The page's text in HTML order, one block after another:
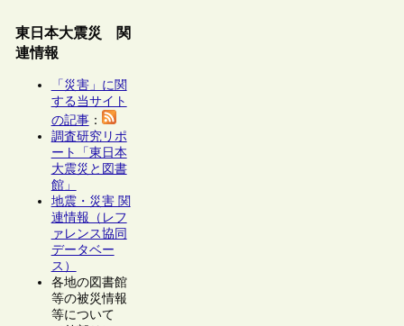
東日本大震災 関
連情報
「災害」に関
する当サイト
の記事：
調査研究リポ
ート「東日本
大震災と図書
館」
地震・災害 関
連情報（レフ
ァレンス協同
データベー
ス）
各地の図書館
等の被災情報
等について